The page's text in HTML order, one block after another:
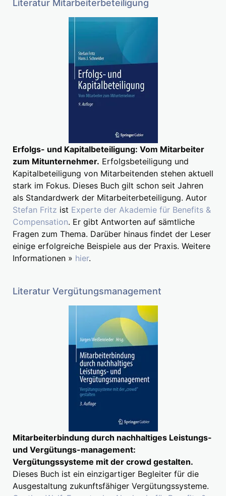
Literatur Mitarbeiterbeteiligung
Erfolgs- und Kapitalbeteiligung: Vom Mitarbeiter
zum Mitunternehmer. Erfolgsbeteiligung und
Kapitalbeteiligung von Mitarbeitenden stehen aktuell
stark im Fokus. Dieses Buch gilt schon seit Jahren
als Standardwerk der Mitarbeiterbeteiligung. Autor
Stefan Fritz ist Experte der Akademie für Benefits &
Compensation. Er gibt Antworten auf sämtliche
Fragen zum Thema. Darüber hinaus findet der Leser
einige erfolgreiche Beispiele aus der Praxis. Weitere
Informationen » hier.
Literatur Vergütungsmanagement
Mitarbeiterbindung durch nachhaltiges Leistungs-
und Vergütungs-management:
Vergütungssysteme mit der crowd gestalten.
Dieses Buch ist ein einzigartiger Begleiter für die
Ausgestaltung zukunftsfähiger Vergütungssysteme.